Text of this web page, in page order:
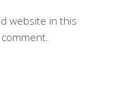
website in this